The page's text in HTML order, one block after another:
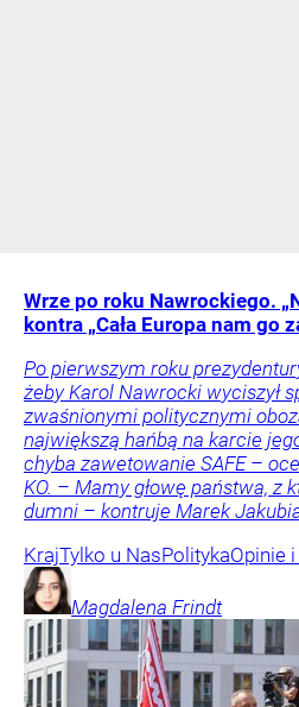
Wrze po roku Nawrockiego.
kontra „Cała Europa nam go
Po pierwszym roku
żeby Karol Nawrocki wyciszył
zwaśnionymi politycznymi
największą hańbą na karcie
chyba zawetowanie SAFE –
KO. – Mamy głowę państwa, z
dumni – kontruje Marek
KrajTylko u NasPolitykaOpinie
Magdalena Frindt